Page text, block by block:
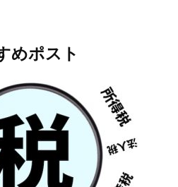
めポスト